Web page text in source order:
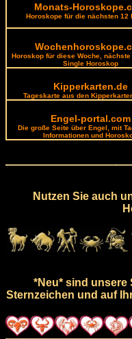
Monats-
Horoskope für die nächsten 12
Horoskop für diese Woche, nächste
Single Horoskop
Kipperkarten.de
Tageskarte aus den
Engel-portal.com
Die große Seite über Engel, mit
Informationen und
Nutzen Sie auch
*Neu* sind unsere
Sternzeichen und auf